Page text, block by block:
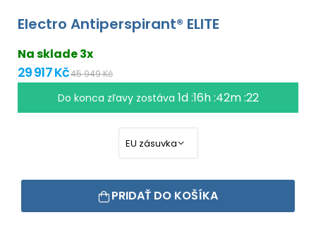
Electro Antiperspirant® ELITE
Na sklade 3x
29 917 Kč45 949 Kč
Do konca zľavy zostáva 1d :16h :42m :22
PRIDAŤ DO KOŠÍKA